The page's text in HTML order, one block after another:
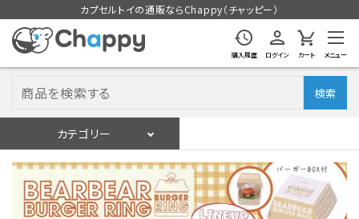
カプセルトイの通販ならChappy（チャッピー）
購入履歴 ログイン カート メニュー
検索
カテゴリー
ログイン 会員登録
入荷スケジュールをチェック